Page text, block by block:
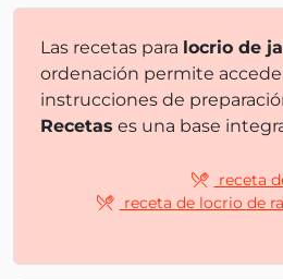
Las recetas para locrio de
ordenación permite
instrucciones de
Recetas es una base
receta
receta de locrio de